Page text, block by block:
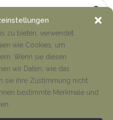
zu bieten, verwendet
wie Cookies, um
Wenn sie diesen
wir Daten, wie das
sie ihre Zustimmung nicht
bestimmte Merkmale und